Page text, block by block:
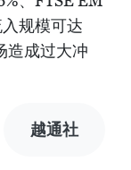
规模可达
造成过大冲
越通社